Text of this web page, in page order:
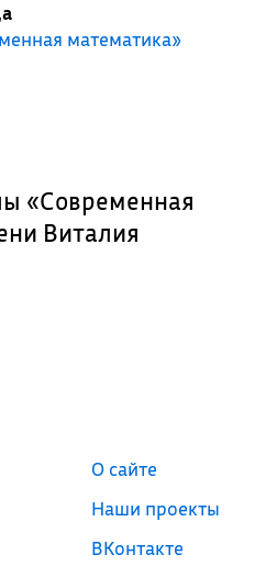
математика»
«Современная
Виталия
О сайте
Наши проекты
ВКонтакте